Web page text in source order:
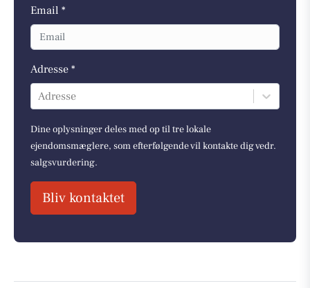
Email *
Adresse *
Adresse
Dine oplysninger deles med op til tre lokale
ejendomsmæglere, som efterfølgende vil kontakte dig vedr.
salgsvurdering.
Bliv kontaktet